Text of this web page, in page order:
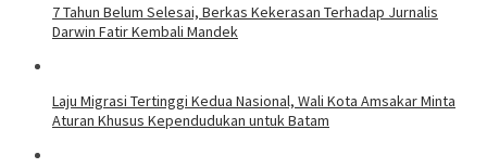
7 Tahun Belum Selesai, Berkas Kekerasan Terhadap Jurnalis
Darwin Fatir Kembali Mandek
Laju Migrasi Tertinggi Kedua Nasional, Wali Kota Amsakar Minta
Aturan Khusus Kependudukan untuk Batam